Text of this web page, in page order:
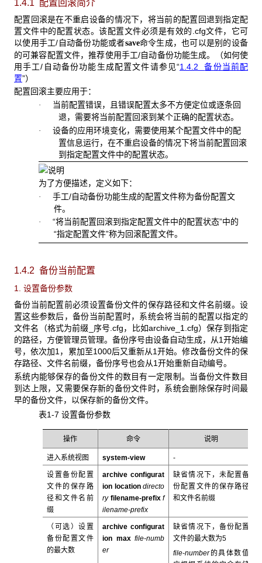
1.4.1 配置回滚简介
配置回滚是在不重启设备的情况下，将当前的配置回退到指定配
置文件中的配置状态。该配置文件必须是有效的.cfg文件，它可
以使用手工/自动备份功能或者save命令生成，也可以是别的设备
的可兼容配置文件，推荐使用手工/自动备份功能生成。（如何使
用手工/自动备份功能生成配置文件请参见“1.4.2备份当前配
置”）
配置回滚主要应用于：
· 当前配置错误，且错误配置太多不方便定位或逐条回
退，需要将当前配置回滚到某个正确的配置状态。
· 设备的应用环境变化，需要使用某个配置文件中的配
置信息运行，在不重启设备的情况下将当前配置回滚
到指定配置文件中的配置状态。
为了方便描述，定义如下：
· 手工/自动备份功能生成的配置文件称为备份配置文
件。
· “将当前配置回滚到指定配置文件中的配置状态”中的
“指定配置文件”称为回滚配置文件。
1.4.2 备份当前配置
1. 设置备份参数
备份当前配置前必须设置备份文件的保存路径和文件名前缀。设
置这些参数后，备份当前配置时，系统会将当前的配置以指定的
文件名（格式为前缀_序号.cfg，比如archive_1.cfg）保存到指定
的路径，方便管理员管理。备份序号由设备自动生成，从1开始编
号，依次加1，累加至1000后又重新从1开始。修改备份文件的保
存路径、文件名前缀，备份序号也会从1开始重新自动编号。
系统内能够保存的备份文件的数目有一定限制。当备份文件数目
到达上限，又需要保存新的备份文件时，系统会删除保存时间最
早的备份文件，以保存新的备份文件。
表1-7 设置备份参数
操作 命令 说明
进入系统视图 system-view -
设置备份配置
文件的保存路
径和文件名前
缀
archive configurat
ion locationdirecto
ry filename-prefix f
ilename-prefix
缺省情况下，未配置备
份配置文件的保存路径
和文件名前缀
（可选）设置
备份配置文件
的最大数
archive configurat
ion max file-numb
er
缺省情况下，备份配置
文件的最大数为5
file-number的具体数值